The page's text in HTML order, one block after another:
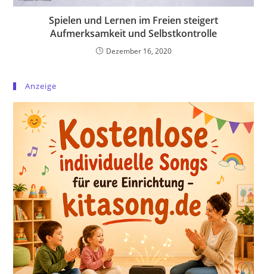
Spielen und Lernen im Freien steigert
Aufmerksamkeit und Selbstkontrolle
Dezember 16, 2020
Anzeige